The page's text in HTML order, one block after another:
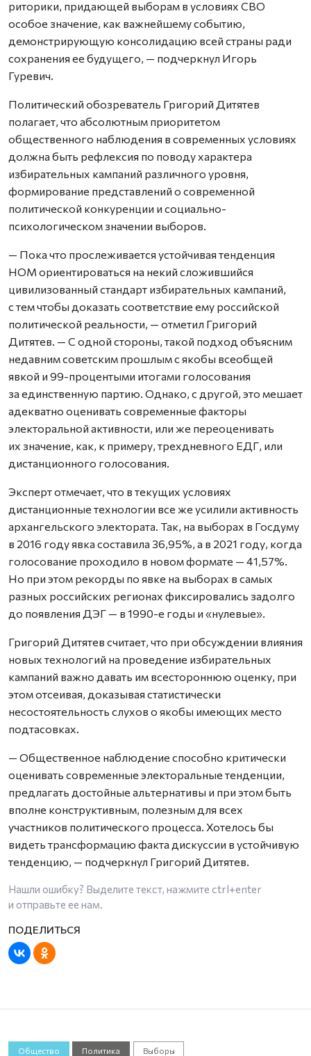
риторики, придающей выборам в условиях СВО
особое значение, как важнейшему событию,
демонстрирующую консолидацию всей страны ради
сохранения ее будущего, — подчеркнул Игорь
Гуревич.
Политический обозреватель Григорий Дитятев
полагает, что абсолютным приоритетом
общественного наблюдения в современных условиях
должна быть рефлексия по поводу характера
избирательных кампаний различного уровня,
формирование представлений о современной
политической конкуренции и социально-
психологическом значении выборов.
— Пока что прослеживается устойчивая тенденция
НОМ ориентироваться на некий сложившийся
цивилизованный стандарт избирательных кампаний,
с тем чтобы доказать соответствие ему российской
политической реальности, — отметил Григорий
Дитятев. — С одной стороны, такой подход объясним
недавним советским прошлым с якобы всеобщей
явкой и 99-процентыми итогами голосования
за единственную партию. Однако, с другой, это мешает
адекватно оценивать современные факторы
электоральной активности, или же переоценивать
их значение, как, к примеру, трехдневного ЕДГ, или
дистанционного голосования.
Эксперт отмечает, что в текущих условиях
дистанционные технологии все же усилили активность
архангельского электората. Так, на выборах в Госдуму
в 2016 году явка составила 36,95%, а в 2021 году, когда
голосование проходило в новом формате — 41,57%.
Но при этом рекорды по явке на выборах в самых
разных российских регионах фиксировались задолго
до появления ДЭГ — в 1990-е годы и «нулевые».
Григорий Дитятев считает, что при обсуждении влияния
новых технологий на проведение избирательных
кампаний важно давать им всестороннюю оценку, при
этом отсеивая, доказывая статистически
несостоятельность слухов о якобы имеющих место
подтасовках.
— Общественное наблюдение способно критически
оценивать современные электоральные тенденции,
предлагать достойные альтернативы и при этом быть
вполне конструктивным, полезным для всех
участников политического процесса. Хотелось бы
видеть трансформацию факта дискуссии в устойчивую
тенденцию, — подчеркнул Григорий Дитятев.
Нашли ошибку? Выделите текст, нажмите ctrl+enter
и отправьте ее нам.
Общество Политика Выборы